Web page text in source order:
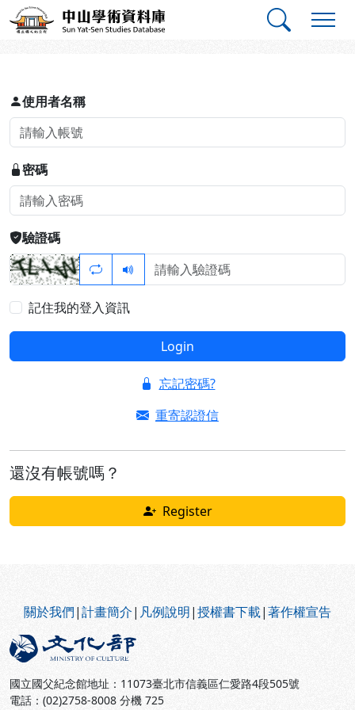
跳到主要內容
中山學術資料庫
登入
使用者名稱
密碼
驗證碼
記住我的登入資訊
Login
忘記密碼?
重寄認證信
還沒有帳號嗎？
Register
關於我們|計畫簡介| 凡例說明|授權書下載|著作權宣告
國立國父紀念館地址：11073臺北市信義區仁愛路4段505號
電話：(02)2758-8008 分機 725